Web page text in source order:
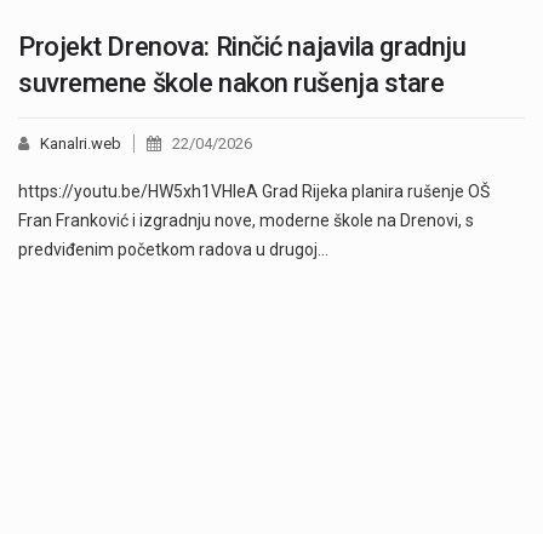
Projekt Drenova: Rinčić najavila gradnju
suvremene škole nakon rušenja stare
Kanalri.web 22/04/2026
https://youtu.be/HW5xh1VHleA Grad Rijeka planira rušenje OŠ
Fran Franković i izgradnju nove, moderne škole na Drenovi, s
predviđenim početkom radova u drugoj…